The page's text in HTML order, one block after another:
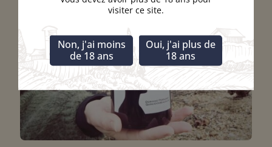
visiter ce site.
Non, j'ai moins
de 18 ans
Oui, j'ai plus de
18 ans